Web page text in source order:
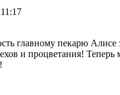
главному пекарю Алисе
и процветания!